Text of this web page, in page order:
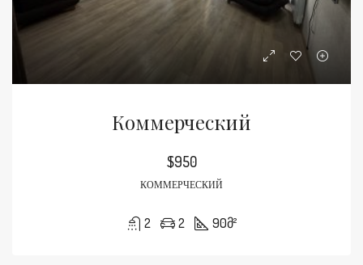
Коммерческий
$950
КОММЕРЧЕСКИЙ
2 2 90მ²